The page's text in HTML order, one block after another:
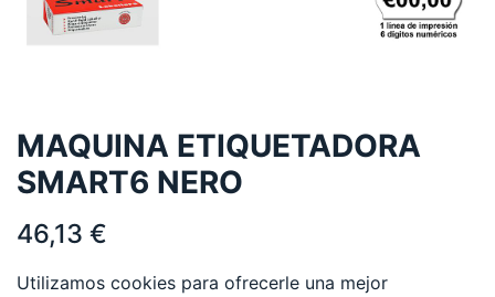
MAQUINA ETIQUETADORA
SMART6 NERO
46,13 €
Utilizamos cookies para ofrecerle una mejor